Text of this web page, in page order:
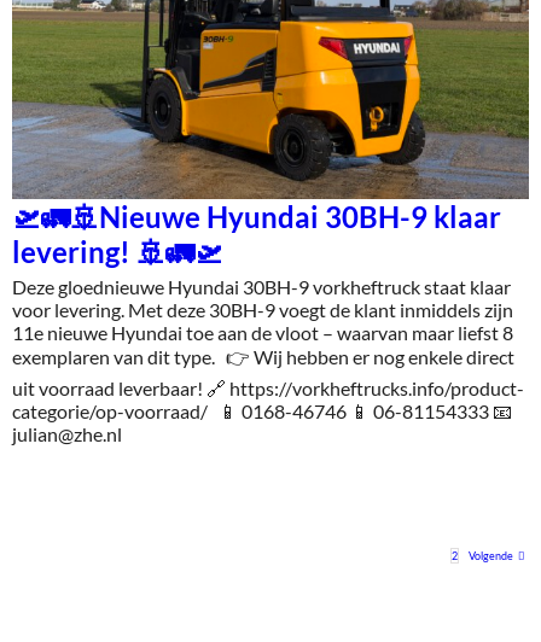
🛫🚛🚢Nieuwe Hyundai 30BH-9 klaar
levering! 🚢🚛🛫
Deze gloednieuwe Hyundai 30BH-9 vorkheftruck staat klaar
voor levering. Met deze 30BH-9 voegt de klant inmiddels zijn
11e nieuwe Hyundai toe aan de vloot – waarvan maar liefst 8
exemplaren van dit type. 👉 Wij hebben er nog enkele direct
uit voorraad leverbaar! 🔗 https://vorkheftrucks.info/product-
categorie/op-voorraad/ 📱 0168-46746 📱 06-81154333 📧
julian@zhe.nl
2 Volgende